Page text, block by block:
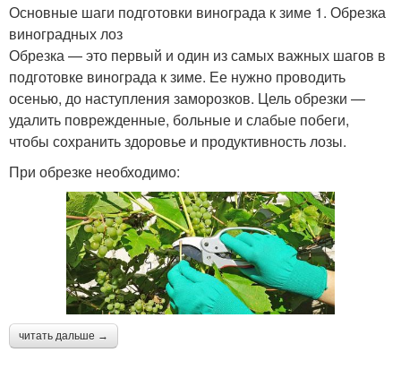
Основные шаги подготовки винограда к зиме 1. Обрезка
виноградных лоз
Обрезка — это первый и один из самых важных шагов в
подготовке винограда к зиме. Ее нужно проводить
осенью, до наступления заморозков. Цель обрезки —
удалить поврежденные, больные и слабые побеги,
чтобы сохранить здоровье и продуктивность лозы.
При обрезке необходимо:
читать дальше →